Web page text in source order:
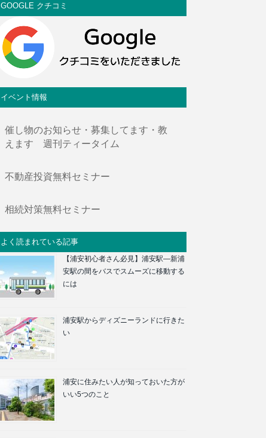
GOOGLE クチコミ
イベント情報
催し物のお知らせ・募集してます・教
えます 週刊ティータイム
不動産投資無料セミナー
相続対策無料セミナー
よく読まれている記事
【浦安初心者さん必見】浦安駅―新浦
安駅の間をバスでスムーズに移動する
には
浦安駅からディズニーランドに行きた
い
浦安に住みたい人が知っておいた方が
いい5つのこと